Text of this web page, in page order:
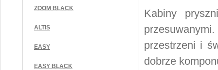
ZOOM BLACK
ALTIS
EASY
EASY BLACK
Kabiny
przestrzeni i
dobrze